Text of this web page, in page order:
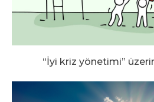
“İyi kriz yönetimi”